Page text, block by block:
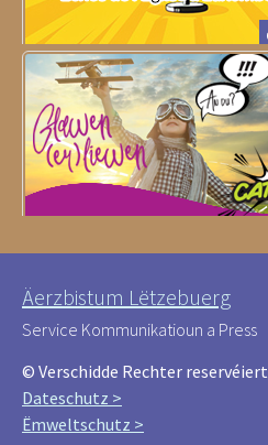
Äerzbistum Lëtzebuerg
Service Kommunikatioun a Press
© Verschidde Rechter reservéiert
Dateschutz >
Ëmweltschutz >